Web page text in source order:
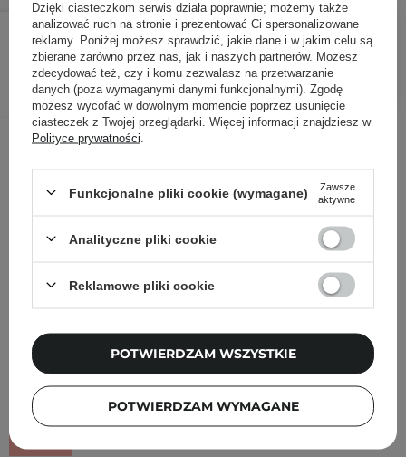
98,00 zł 119,00 zł /szt.
DODAJ DO KOSZYKA
Inni klienci sprawdzali również
PROMOCJA
Dzięki ciasteczkom serwis działa poprawnie; możemy także
analizować ruch na stronie i prezentować Ci spersonalizowane
reklamy. Poniżej możesz sprawdzić, jakie dane i w jakim celu są
zbierane zarówno przez nas, jak i naszych partnerów. Możesz
zdecydować też, czy i komu zezwalasz na przetwarzanie
danych (poza wymaganymi danymi funkcjonalnymi). Zgodę
możesz wycofać w dowolnym momencie poprzez usunięcie
ciasteczek z Twojej przeglądarki. Więcej informacji znajdziesz w
Polityce prywatności
Funkcjonalne pliki cookie (wymagane)
Zawsze
aktywne
Analityczne pliki cookie
Reklamowe pliki cookie
POTWIERDZAM WYMAGANE
POTWIERDZAM WSZYSTKIE